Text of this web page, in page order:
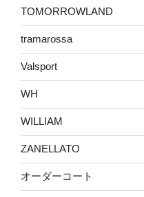
TOMORROWLAND
tramarossa
Valsport
WH
WILLIAM
ZANELLATO
オーダーコート